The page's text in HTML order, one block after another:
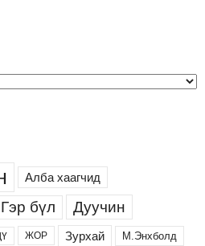
Алба хаагчид
Гэр бүл Дуучин
ЖОР Зурхай М.Энхболд